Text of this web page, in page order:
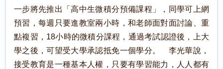
一步將先推出「高中生微積分預備課程」，同學可上網
預習，每週只要進教室兩小時，和老師面對面討論、重
點複習，18小時的微積分課程，通過考試認證後，上大
學之後，可望受大學承認抵免一個學分。 李光華說，
接受教育是一種基本人權，只要有學習能力，人人都有